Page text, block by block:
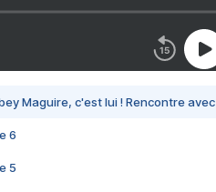
Maguire, c'est lui ! Rencontre
6
5